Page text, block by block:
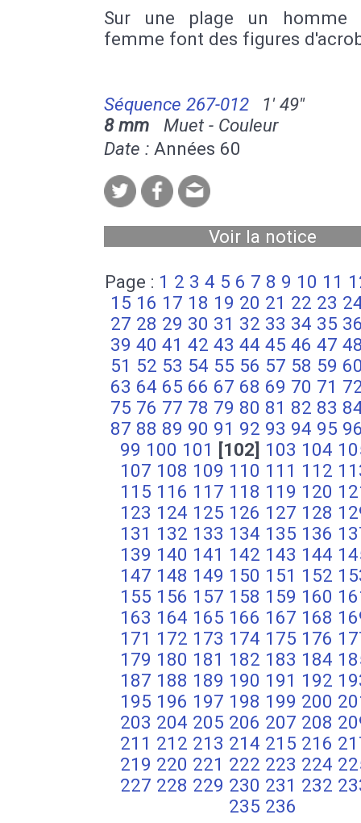
Sur une plage un homme
femme font des figures
Séquence 267-012
1' 49''
8 mm Muet - Couleur
Date : Années 60
Voir la notice
Page : 1 2 3 4 5 6 7 8 9 10 11
15 16 17 18 19 20 21 22 23
27 28 29 30 31 32 33 34 35
39 40 41 42 43 44 45 46 47
51 52 53 54 55 56 57 58 59
63 64 65 66 67 68 69 70 71
75 76 77 78 79 80 81 82 83
87 88 89 90 91 92 93 94 95
99 100 101 [102] 103 104
107 108 109 110 111 112
115 116 117 118 119 120
123 124 125 126 127 128
131 132 133 134 135 136
139 140 141 142 143 144
147 148 149 150 151 152
155 156 157 158 159 160
163 164 165 166 167 168
171 172 173 174 175 176
179 180 181 182 183 184
187 188 189 190 191 192
195 196 197 198 199 200
203 204 205 206 207 208
211 212 213 214 215 216
219 220 221 222 223 224
227 228 229 230 231 232
235 236